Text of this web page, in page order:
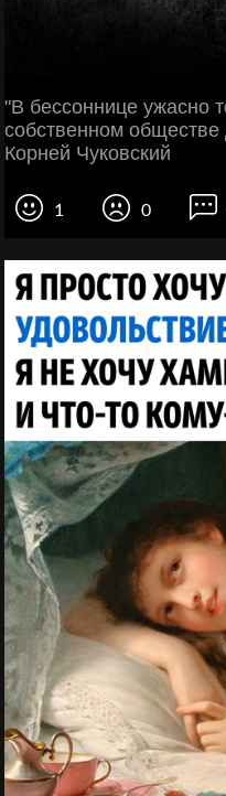
"В бессоннице ужасно
собственном
Корней Чуковский
1 0